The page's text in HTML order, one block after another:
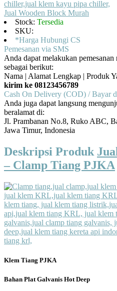
Jual Wooden Block Murah
Stock: Tersedia
SKU:
*Harga Hubungi CS
Pemesanan via SMS
Anda dapat melakukan
sebagai berikut:
Nama | Alamat Lengkap | Produk
kirim ke 08123456789
Cash On Delivery (COD) / Bayar
Anda juga dapat langsung
beralamat di:
Jl. Prambanan No.8, Ruko ABC,
Jawa Timur, Indonesia
Deskripsi Produk
– Clamp Tiang PJKA
Klem Tiang PJKA
Bahan Plat Galvanis Hot Deep